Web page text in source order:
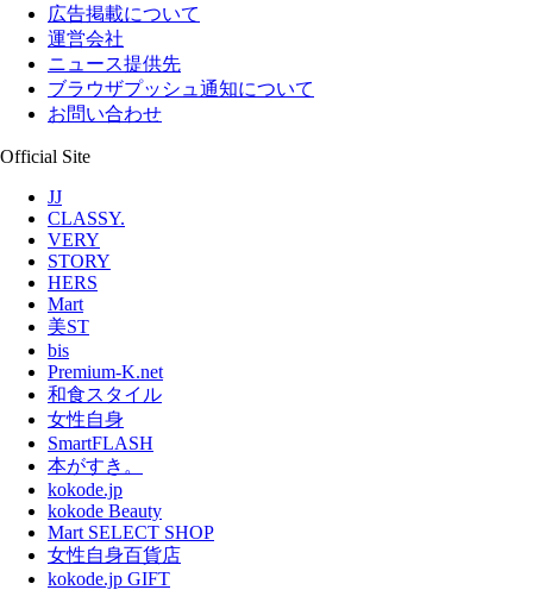
広告掲載について
運営会社
ニュース提供先
ブラウザプッシュ通知について
お問い合わせ
Official Site
JJ
CLASSY.
VERY
STORY
HERS
Mart
美ST
bis
Premium-K.net
和食スタイル
女性自身
SmartFLASH
本がすき。
kokode.jp
kokode Beauty
Mart SELECT SHOP
女性自身百貨店
kokode.jp GIFT